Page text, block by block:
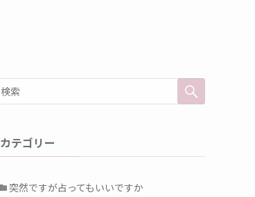
カテゴリー
突然ですが占ってもいいですか